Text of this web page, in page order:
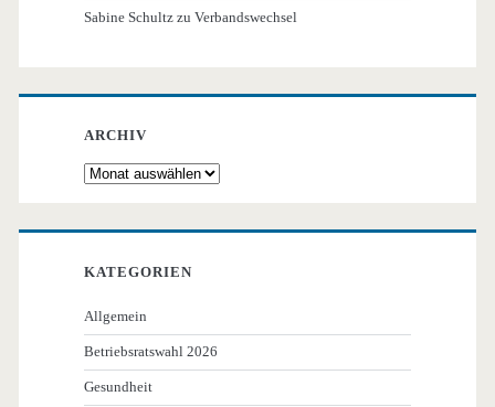
Sabine Schultz zuVerbandswechsel
ARCHIV
Archiv
KATEGORIEN
Allgemein
Betriebsratswahl 2026
Gesundheit